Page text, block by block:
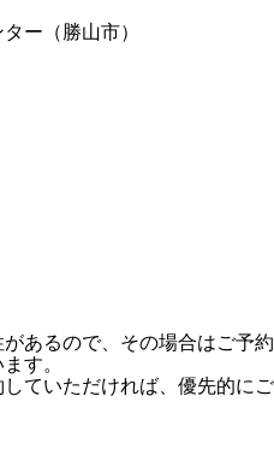
ー（勝山市）
あるので、その場合はご予約
す。
していただければ、優先的にご